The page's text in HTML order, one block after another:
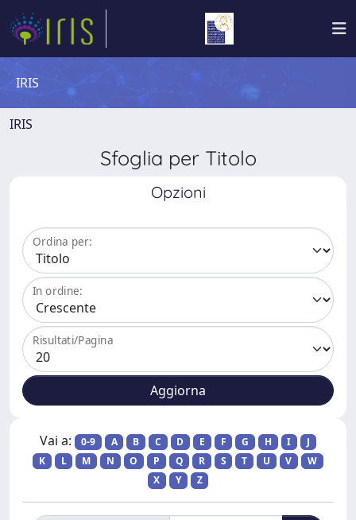
IRIS
IRIS
Sfoglia per Titolo
Opzioni
Ordina per:
In ordine:
Risultati/Pagina
Vai a: 0-9 A B C D E F G H I
J
K
L M N O P Q R S T U V
W
X
Y Z